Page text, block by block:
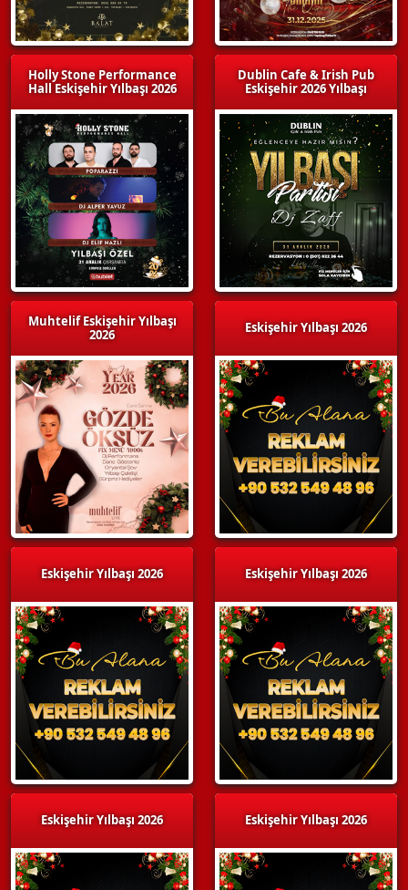
Holly Stone Performance
Hall Eskişehir Yılbaşı 2026
Muhtelif Eskişehir Yılbaşı
2026
Eskişehir Yılbaşı 2026
Eskişehir Yılbaşı 2026
Dublin Cafe & Irish Pub
Eskişehir 2026 Yılbaşı
Eskişehir Yılbaşı 2026
Eskişehir Yılbaşı 2026
Eskişehir Yılbaşı 2026